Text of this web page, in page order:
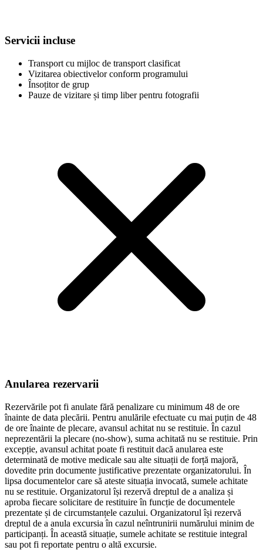
Servicii incluse
Transport cu mijloc de transport clasificat
Vizitarea obiectivelor conform programului
Însoțitor de grup
Pauze de vizitare și timp liber pentru fotografii
Anularea rezervarii
Rezervările pot fi anulate fără penalizare cu minimum 48 de ore
înainte de data plecării. Pentru anulările efectuate cu mai puțin de 48
de ore înainte de plecare, avansul achitat nu se restituie. În cazul
neprezentării la plecare (no-show), suma achitată nu se restituie. Prin
excepție, avansul achitat poate fi restituit dacă anularea este
determinată de motive medicale sau alte situații de forță majoră,
dovedite prin documente justificative prezentate organizatorului. În
lipsa documentelor care să ateste situația invocată, sumele achitate
nu se restituie. Organizatorul își rezervă dreptul de a analiza și
aproba fiecare solicitare de restituire în funcție de documentele
prezentate și de circumstanțele cazului. Organizatorul își rezervă
dreptul de a anula excursia în cazul neîntrunirii numărului minim de
participanți. În această situație, sumele achitate se restituie integral
sau pot fi reportate pentru o altă excursie.